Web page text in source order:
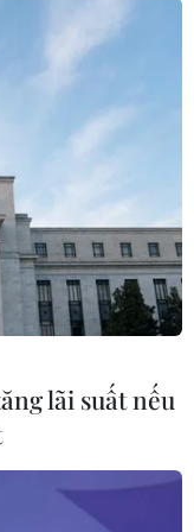
tục triển khai
khi có thông
COVID-19
tỉnh ghi
nay, tỉnh đã
19; 125/126
mới./.
Vietnam+)
lãi suất nếu